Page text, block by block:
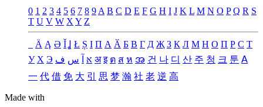
0 1 2 3 4 5 6 7 8 9 A B C D E F G H I J K L M N O P Q R S
T U V W X Y Z
Ä Ą Ə Ǐ Ʝ Ł Ș Ι Π А Ӑ Б В Г Д Җ З К Л М Н О П Р С Т
У Х Э א س ف अ इ ต ส ห အ 건 나 디 산 주 청 크 툰 ꓮ
一 代 借 免 大 引 思 梦 瀚 社 老 逆 高
Made with